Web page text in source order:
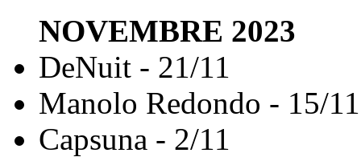
NOVEMBRE 2023
DeNuit - 21/11
Manolo Redondo - 15/11
Capsuna - 2/11